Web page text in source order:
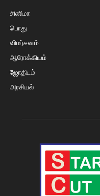
சினிமா
பொது
விமர்சனம்
ஆரோக்கியம்
ஜோதிடம்
அரசியல்